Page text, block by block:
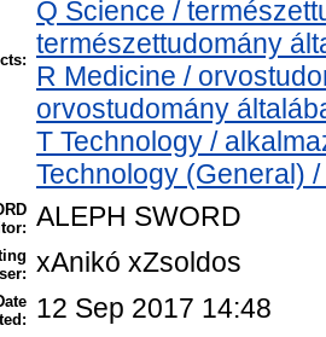
Q Science /
természettudomány
R Medicine /
orvostudomány
T Technology /
Technology (General)
ALEPH SWORD
xAnikó xZsoldos
12 Sep 2017 14:48